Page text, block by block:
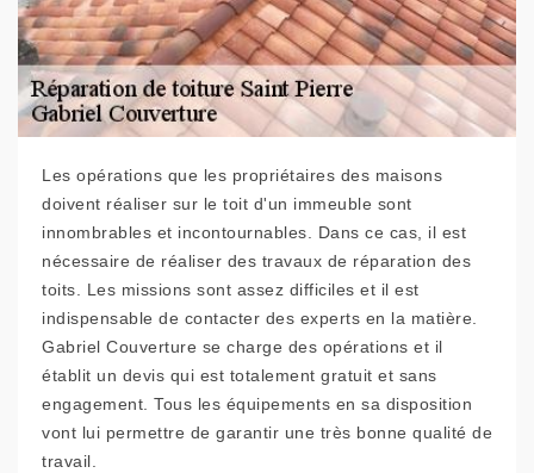
Les opérations que les propriétaires des maisons
doivent réaliser sur le toit d'un immeuble sont
innombrables et incontournables. Dans ce cas, il est
nécessaire de réaliser des travaux de réparation des
toits. Les missions sont assez difficiles et il est
indispensable de contacter des experts en la matière.
Gabriel Couverture se charge des opérations et il
établit un devis qui est totalement gratuit et sans
engagement. Tous les équipements en sa disposition
vont lui permettre de garantir une très bonne qualité de
travail.